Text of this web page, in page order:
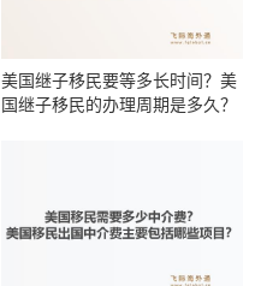
美国继子移民要等多长时间？美
国继子移民的办理周期是多久？